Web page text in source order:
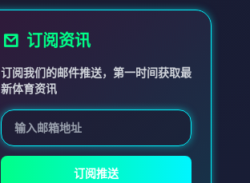
订阅资讯
订阅我们的邮件推送，第一时间获取最
新体育资讯
订阅推送